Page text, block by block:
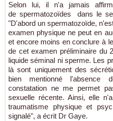
Selon lui, il n'a jamais
de spermatozoïdes
dans le
"D'abord un spermatozoïde,
examen physique ne peut en
et encore moins en conclure à
de cet examen préliminaire du
liquide séminal ni sperme. Les
là sont uniquement des
bien mentionné l'absence
constatation ne me permet
sexuelle récente. Ainsi, elle
traumatisme physique et
signalé", a écrit Dr Gaye.